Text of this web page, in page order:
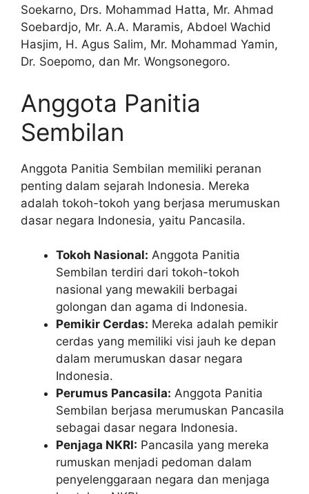
Soekarno, Drs. Mohammad Hatta, Mr. Ahmad
Soebardjo, Mr. A.A. Maramis, Abdoel Wachid
Hasjim, H. Agus Salim, Mr. Mohammad Yamin,
Dr. Soepomo, dan Mr. Wongsonegoro.
Anggota Panitia
Sembilan
Anggota Panitia Sembilan memiliki peranan
penting dalam sejarah Indonesia. Mereka
adalah tokoh-tokoh yang berjasa merumuskan
dasar negara Indonesia, yaitu Pancasila.
Tokoh Nasional: Anggota Panitia
Sembilan terdiri dari tokoh-tokoh
nasional yang mewakili berbagai
golongan dan agama di Indonesia.
Pemikir Cerdas: Mereka adalah pemikir
cerdas yang memiliki visi jauh ke depan
dalam merumuskan dasar negara
Indonesia.
Perumus Pancasila: Anggota Panitia
Sembilan berjasa merumuskan Pancasila
sebagai dasar negara Indonesia.
Penjaga NKRI: Pancasila yang mereka
rumuskan menjadi pedoman dalam
penyelenggaraan negara dan menjaga